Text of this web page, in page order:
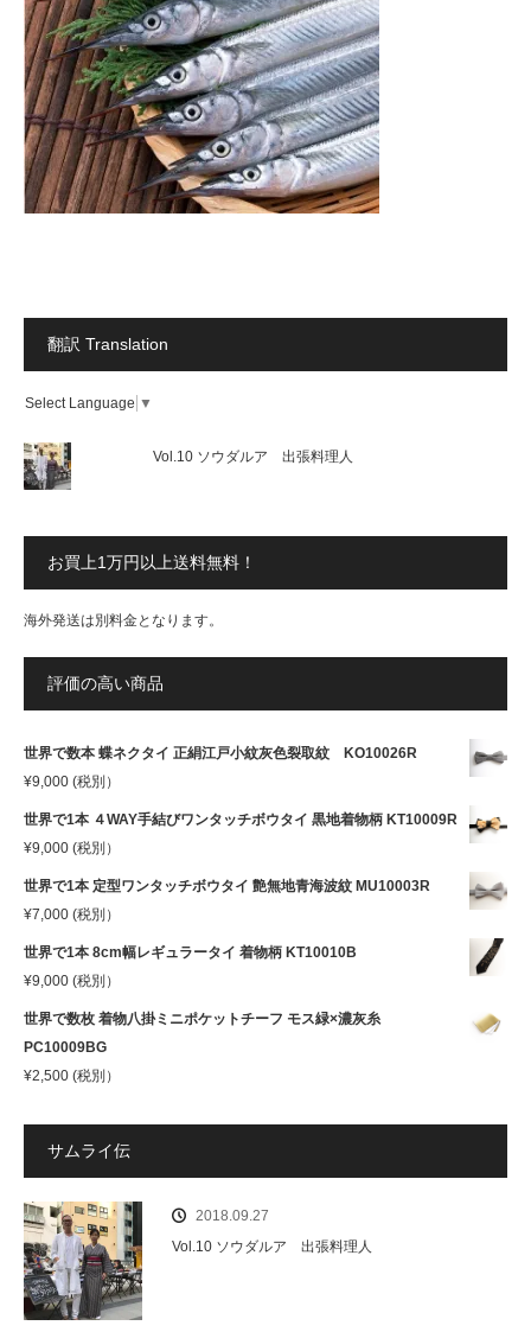
翻訳 Translation
Select Language ▼
Vol.10 ソウダルア 出張料理人
お買上1万円以上送料無料！
海外発送は別料金となります。
評価の高い商品
世界で数本 蝶ネクタイ 正絹江戸小紋灰色裂取紋 KO10026R
¥9,000 (税別）
世界で1本 ４WAY手結びワンタッチボウタイ 黒地着物柄 KT10009R
¥9,000 (税別）
世界で1本 定型ワンタッチボウタイ 艶無地青海波紋 MU10003R
¥7,000 (税別）
世界で1本 8cm幅レギュラータイ 着物柄 KT10010B
¥9,000 (税別）
世界で数枚 着物八掛ミニポケットチーフ モス緑×濃灰糸
PC10009BG
¥2,500 (税別）
サムライ伝
2018.09.27
Vol.10 ソウダルア 出張料理人